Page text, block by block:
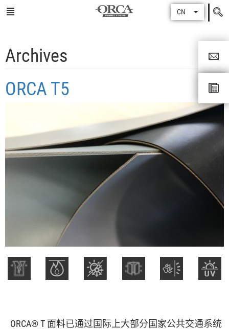
Search
for
CN
Archives
ORCA T5
ORCA® T 面料已通过国际上大部分国家公共交通系统